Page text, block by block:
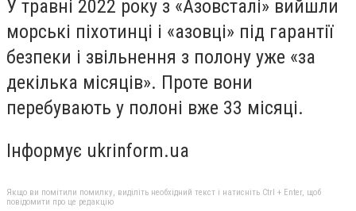
У травні 2022 року з «Азовсталі» вийшли
морські піхотинці і «азовці» під гарантії
безпеки і звільнення з полону уже «за
декілька місяців». Проте вони
перебувають у полоні вже 33 місяці.
Інформує ukrinform.ua
Якщо ви помітили помилку, виділіть необхідний текст і натисніть Ctrl + Enter, щоб
повідомити про це редакцію